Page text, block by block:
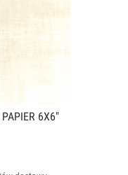
6X6"